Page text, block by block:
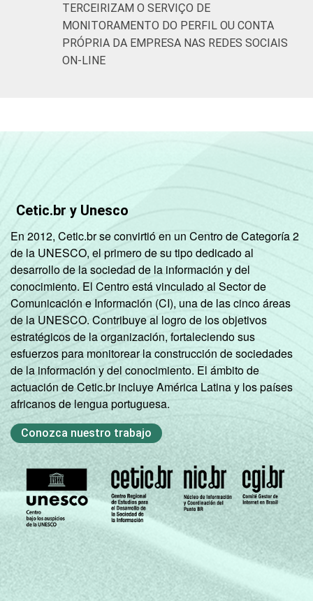
TERCEIRIZAM O SERVIÇO DE
MONITORAMENTO DO PERFIL OU CONTA
PRÓPRIA DA EMPRESA NAS REDES SOCIAIS
ON-LINE
Cetic.br y Unesco
En 2012, Cetic.br se convirtió en un Centro de Categoría 2
de la UNESCO, el primero de su tipo dedicado al
desarrollo de la sociedad de la información y del
conocimiento. El Centro está vinculado al Sector de
Comunicación e Información (CI), una de las cinco áreas
de la UNESCO. Contribuye al logro de los objetivos
estratégicos de la organización, fortaleciendo sus
esfuerzos para monitorear la construcción de sociedades
de la información y del conocimiento. El ámbito de
actuación de Cetic.br incluye América Latina y los países
africanos de lengua portuguesa.
Conozca nuestro trabajo